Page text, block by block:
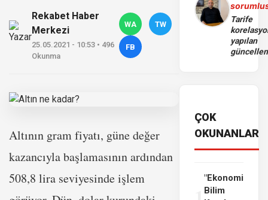
Rekabet Haber
Merkezi
25.05.2021 - 10:53 • 496
Okunma
WA TW
FB
Altının gram fiyatı, güne değer
kazancıyla başlamasının ardından
508,8 lira seviyesinde işlem
Tarife
yapılan
ÇOK
OKUNANLAR
"Ekonomi
Bilim